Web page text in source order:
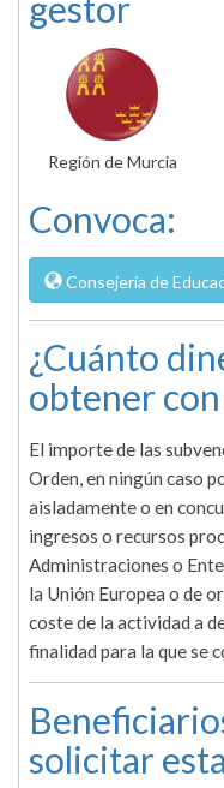
gestor
Región de Murcia
Convoca:
Consejería de
¿Cuánto
obtener con
El importe de las
Orden, en ningún caso
aisladamente o en
ingresos o recursos
Administraciones o
la Unión Europea o de
coste de la actividad a
finalidad para la que se
solicitar